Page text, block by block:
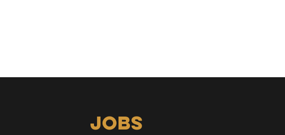
JOBS